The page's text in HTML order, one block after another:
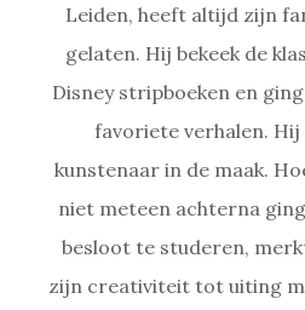
Leiden, heeft altijd zijn
gelaten. Hij bekeek de
Disney stripboeken en
favoriete verhalen. Hij
kunstenaar in de maak.
niet meteen achterna
besloot te studeren,
zijn creativiteit tot uiting